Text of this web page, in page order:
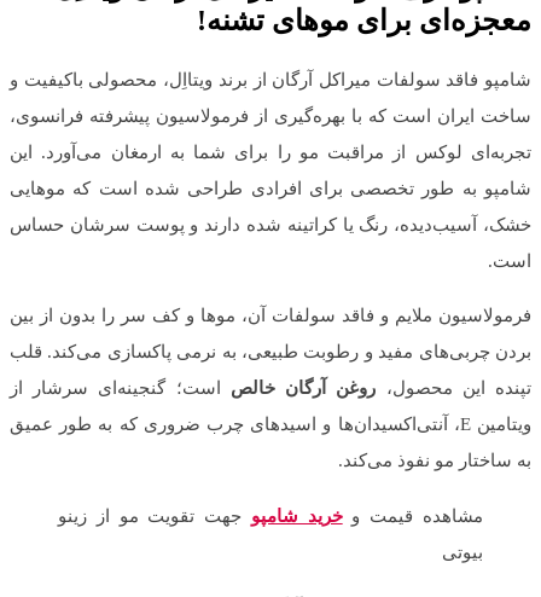
معجزه‌ای برای موهای تشنه!
شامپو فاقد سولفات میراکل آرگان از برند ویتااِل، محصولی باکیفیت و
ساخت ایران است که با بهره‌گیری از فرمولاسیون پیشرفته فرانسوی،
تجربه‌ای لوکس از مراقبت مو را برای شما به ارمغان می‌آورد. این
شامپو به طور تخصصی برای افرادی طراحی شده است که موهایی
خشک، آسیب‌دیده، رنگ یا کراتینه شده دارند و پوست سرشان حساس
است.
فرمولاسیون ملایم و فاقد سولفات آن، موها و کف سر را بدون از بین
بردن چربی‌های مفید و رطوبت طبیعی، به نرمی پاکسازی می‌کند. قلب
تپنده این محصول، روغن آرگان خالص است؛ گنجینه‌ای سرشار از
ویتامین E، آنتی‌اکسیدان‌ها و اسیدهای چرب ضروری که به طور عمیق
به ساختار مو نفوذ می‌کند.
مشاهده قیمت وخرید شامپو جهت تقویت مو از زینو
بیوتی